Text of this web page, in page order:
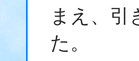
まえ、引
た。